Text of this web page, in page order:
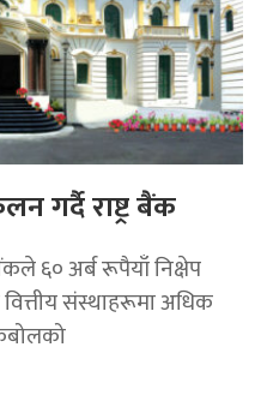
गर्दै राष्ट्र बैंक
६० अर्ब रूपैयाँ निक्षेप
संस्थाहरूमा अधिक